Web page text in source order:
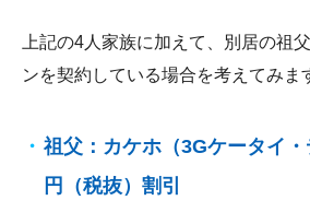
上記の4人家族に加えて、別居の祖
ンを契約している場合を考えてみま
祖父：カケホ（3Gケータイ
円（税抜）割引